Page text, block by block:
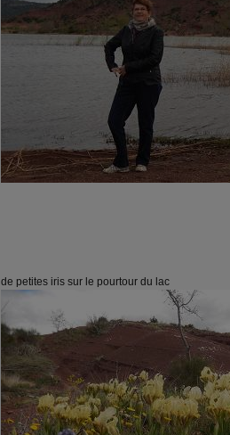
de petites iris sur le pourtour du lac